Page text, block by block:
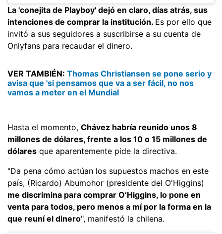
La 'conejita de Playboy' dejó en claro, días atrás, sus
intenciones de comprar la institución. Es por ello que
invitó a sus seguidores a suscribirse a su cuenta de
Onlyfans para recaudar el dinero.
VER TAMBIÉN: Thomas Christiansen se pone serio y
avisa que 'si pensamos que va a ser fácil, no nos
vamos a meter en el Mundial
Hasta el momento, Chávez habría reunido unos 8
millones de dólares, frente a los 10 o 15 millones de
dólares que aparentemente pide la directiva.
"Da pena cómo actúan los supuestos machos en este
país, (Ricardo) Abumohor (presidente del O'Higgins)
me discrimina para comprar O’Higgins, lo pone en
venta para todos, pero menos a mí por la forma en la
que reuní el dinero", manifestó la chilena.